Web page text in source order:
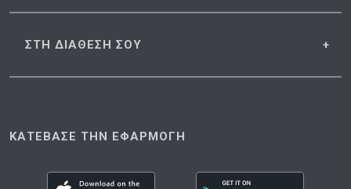
ΣΤΗ ΔΙΑΘΕΣΗ ΣΟΥ
ΚΑΤΕΒΑΣΕ ΤΗΝ ΕΦΑΡΜΟΓΗ